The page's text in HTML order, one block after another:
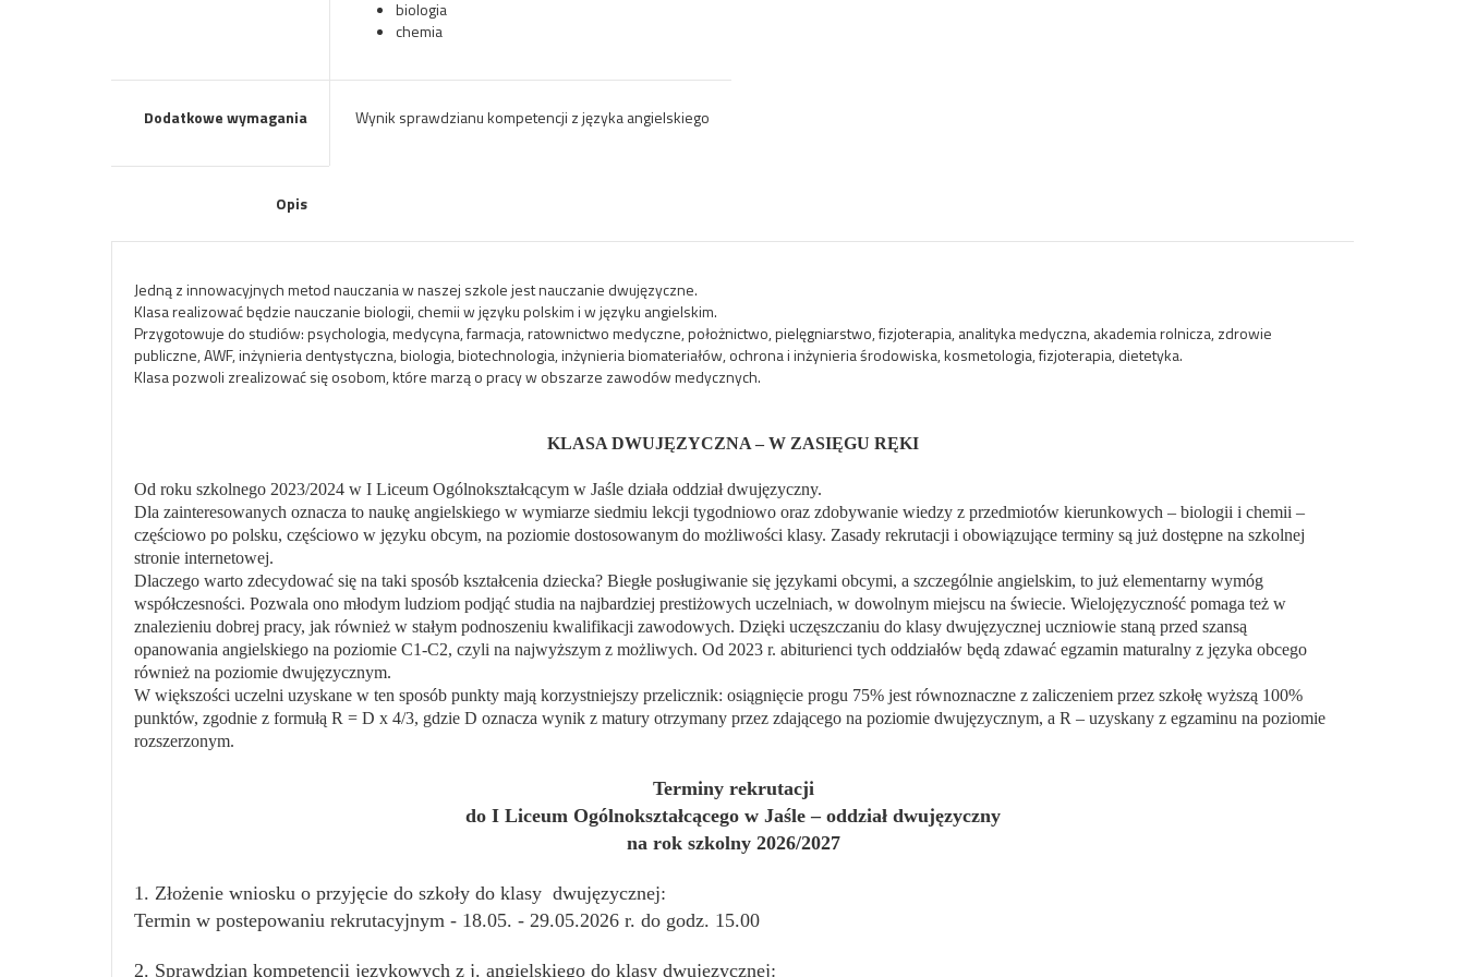
biologia
chemia
Dodatkowe wymagania Wynik sprawdzianu kompetencji z języka angielskiego
Opis
Jedną z innowacyjnych metod nauczania w naszej szkole jest nauczanie dwujęzyczne.
Klasa realizować będzie nauczanie biologii, chemii w języku polskim i w języku angielskim.
Przygotowuje do studiów: psychologia, medycyna, farmacja, ratownictwo medyczne, położnictwo, pielęgniarstwo, fizjoterapia, analityka medyczna, akademia rolnicza, zdrowie
publiczne, AWF, inżynieria dentystyczna, biologia, biotechnologia, inżynieria biomateriałów, ochrona i inżynieria środowiska, kosmetologia, fizjoterapia, dietetyka.
Klasa pozwoli zrealizować się osobom, które marzą o pracy w obszarze zawodów medycznych.
KLASA DWUJĘZYCZNA – W ZASIĘGU RĘKI
Od roku szkolnego 2023/2024 w I Liceum Ogólnokształcącym w Jaśle działa oddział dwujęzyczny.
Dla zainteresowanych oznacza to naukę angielskiego w wymiarze siedmiu lekcji tygodniowo oraz zdobywanie wiedzy z przedmiotów kierunkowych – biologii i chemii –
częściowo po polsku, częściowo w języku obcym, na poziomie dostosowanym do możliwości klasy. Zasady rekrutacji i obowiązujące terminy są już dostępne na szkolnej
stronie internetowej.
Dlaczego warto zdecydować się na taki sposób kształcenia dziecka? Biegłe posługiwanie się językami obcymi, a szczególnie angielskim, to już elementarny wymóg
współczesności. Pozwala ono młodym ludziom podjąć studia na najbardziej prestiżowych uczelniach, w dowolnym miejscu na świecie. Wielojęzyczność pomaga też w
znalezieniu dobrej pracy, jak również w stałym podnoszeniu kwalifikacji zawodowych. Dzięki uczęszczaniu do klasy dwujęzycznej uczniowie staną przed szansą
opanowania angielskiego na poziomie C1-C2, czyli na najwyższym z możliwych. Od 2023 r. abiturienci tych oddziałów będą zdawać egzamin maturalny z języka obcego
również na poziomie dwujęzycznym.
W większości uczelni uzyskane w ten sposób punkty mają korzystniejszy przelicznik: osiągnięcie progu 75% jest równoznaczne z zaliczeniem przez szkołę wyższą 100%
punktów, zgodnie z formułą R = D x 4/3, gdzie D oznacza wynik z matury otrzymany przez zdającego na poziomie dwujęzycznym, a R – uzyskany z egzaminu na poziomie
rozszerzonym.
Terminy rekrutacji
do I Liceum Ogólnokształcącego w Jaśle – oddział dwujęzyczny
na rok szkolny 2026/2027
1. Złożenie wniosku o przyjęcie do szkoły do klasy dwujęzycznej:
Termin w postepowaniu rekrutacyjnym - 18.05. - 29.05.2026 r. do godz. 15.00
2. Sprawdzian kompetencji językowych z j. angielskiego do klasy dwujęzycznej: